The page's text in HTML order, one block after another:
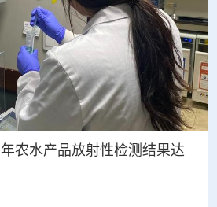
农水产品放射性检测结果达